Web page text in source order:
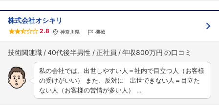
株式会社オシキリ
2.8 神奈川県 機械
技術関連職 40代後半男性 正社員 年収800万円
私の会社では、出世しやすい人＝社内で目立つ人（お客様
の受けがいい） また、反対に 出世できない人＝目立た
ない人（お客様の苦情が多い人） …